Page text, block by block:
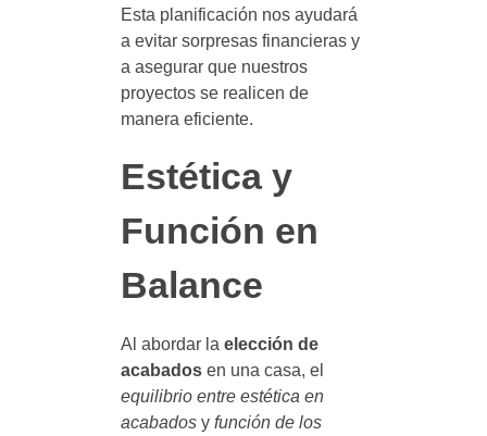
Esta planificación nos ayudará
a evitar sorpresas financieras y
a asegurar que nuestros
proyectos se realicen de
manera eficiente.
Estética y
Función en
Balance
Al abordar la elección de
acabadosen una casa, el
equilibrio entre estética en
acabadosy función de los